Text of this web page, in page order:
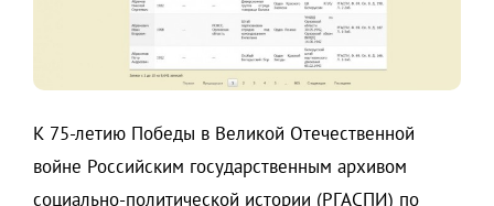
К 75-летию Победы в Великой Отечественной
войне Российским государственным архивом
социально-политической истории (РГАСПИ) по